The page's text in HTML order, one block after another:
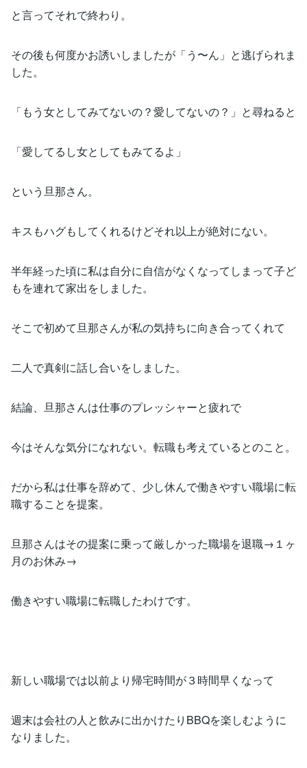
と言ってそれで終わり。
その後も何度かお誘いしましたが「う〜ん」と逃げられま
した。
「もう女としてみてないの？愛してないの？」と尋ねると
「愛してるし女としてもみてるよ」
という旦那さん。
キスもハグもしてくれるけどそれ以上が絶対にない。
半年経った頃に私は自分に自信がなくなってしまって子ど
もを連れて家出をしました。
そこで初めて旦那さんが私の気持ちに向き合ってくれて
二人で真剣に話し合いをしました。
結論、旦那さんは仕事のプレッシャーと疲れで
今はそんな気分になれない。転職も考えているとのこと。
だから私は仕事を辞めて、少し休んで働きやすい職場に転
職することを提案。
旦那さんはその提案に乗って厳しかった職場を退職→１ヶ
月のお休み→
働きやすい職場に転職したわけです。
新しい職場では以前より帰宅時間が３時間早くなって
週末は会社の人と飲みに出かけたりBBQを楽しむように
なりました。